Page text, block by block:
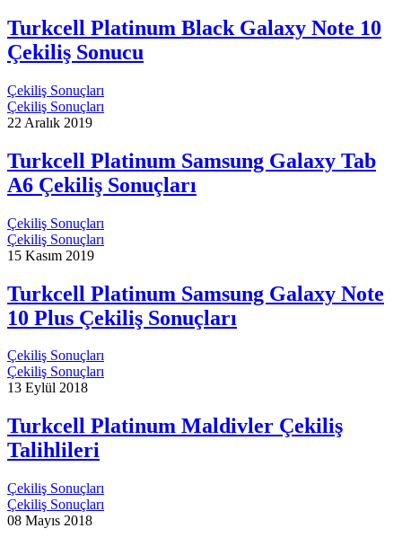
Turkcell Platinum Black Galaxy Note 10
Çekiliş Sonucu
Çekiliş Sonuçları
Çekiliş Sonuçları
22 Aralık 2019
Turkcell Platinum Samsung Galaxy Tab
A6 Çekiliş Sonuçları
Çekiliş Sonuçları
Çekiliş Sonuçları
15 Kasım 2019
Turkcell Platinum Samsung Galaxy Note
10 Plus Çekiliş Sonuçları
Çekiliş Sonuçları
Çekiliş Sonuçları
13 Eylül 2018
Turkcell Platinum Maldivler Çekiliş
Talihlileri
Çekiliş Sonuçları
Çekiliş Sonuçları
08 Mayıs 2018